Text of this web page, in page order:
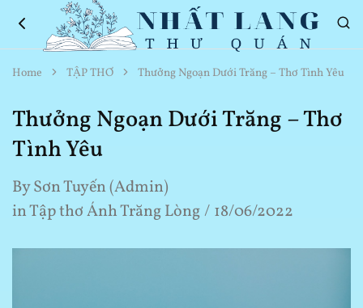
Nhất
Lang
Quán
Thơ
Hay
Cuộc
Sống
Home TẬP THƠ Thưởng Ngoạn Dưới Trăng – Thơ Tình Yêu
Thưởng Ngoạn Dưới Trăng – Thơ
Tình Yêu
BySơn Tuyến (Admin)
inTập thơ Ánh Trăng Lòng 18/06/2022